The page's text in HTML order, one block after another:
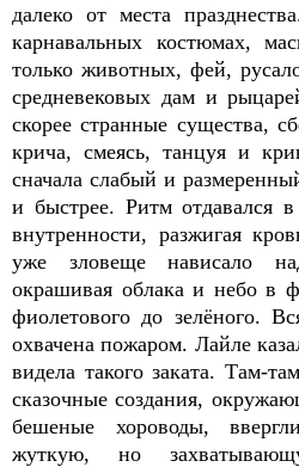
далеко от места
карнавальных костюмах,
только животных, фей,
средневековых дам и
скорее странные существа,
крича, смеясь, танцуя и
сначала слабый и
и быстрее. Ритм отдавался
внутренности, разжигая
уже зловеще нависало
окрашивая облака и небо в
фиолетового до зелёного.
охвачена пожаром. Лайле
видела такого заката. Там-
сказочные создания,
бешеные хороводы,
жуткую, но